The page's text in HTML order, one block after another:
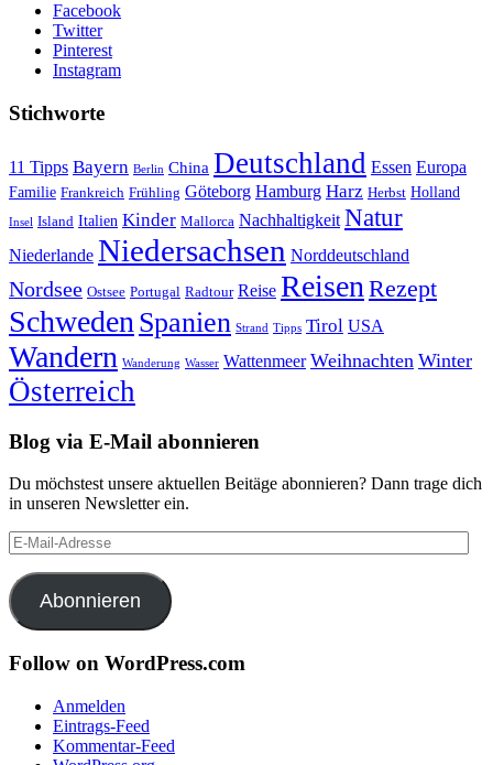
Facebook
Twitter
Pinterest
Instagram
Stichworte
11 Tipps Bayern Berlin China Deutschland Essen Europa
Familie Frankreich Frühling Göteborg Hamburg Harz Herbst Holland
Insel Island Italien Kinder Mallorca Nachhaltigkeit Natur
Niederlande Niedersachsen Norddeutschland
Nordsee Ostsee Portugal Radtour Reise Reisen Rezept
Schweden Spanien Strand Tipps Tirol USA
Wandern Wanderung Wasser Wattenmeer Weihnachten Winter
Österreich
Blog via E-Mail abonnieren
Du möchstest unsere aktuellen Beitäge abonnieren? Dann trage dich
in unseren Newsletter ein.
E-
Mail-
Adresse
Abonnieren
Follow on WordPress.com
Anmelden
Eintrags-Feed
Kommentar-Feed